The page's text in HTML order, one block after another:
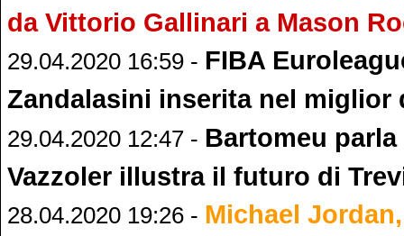
da Vittorio Gallinari a Mason
29.04.2020 16:59 - FIBA
Zandalasini inserita nel miglior
29.04.2020 12:47 - Bartomeu
Vazzoler illustra il futuro di
28.04.2020 19:26 - Michael